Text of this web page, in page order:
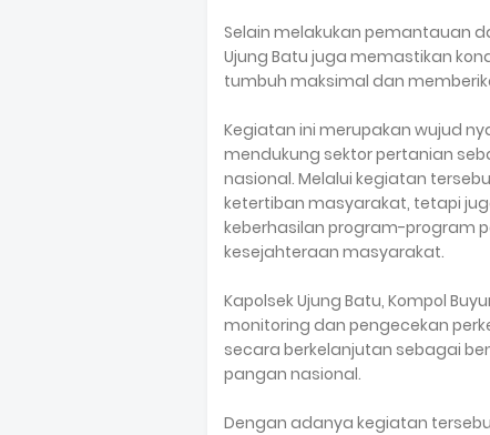
Selain melakukan pemantauan
Ujung Batu juga memastikan
tumbuh maksimal dan
Kegiatan ini merupakan wujud
mendukung sektor pertanian
nasional. Melalui kegiatan
ketertiban masyarakat, tetapi
keberhasilan program-program
kesejahteraan masyarakat.
Kapolsek Ujung Batu, Kompol
monitoring dan pengecekan
secara berkelanjutan sebagai
pangan nasional.
Dengan adanya kegiatan